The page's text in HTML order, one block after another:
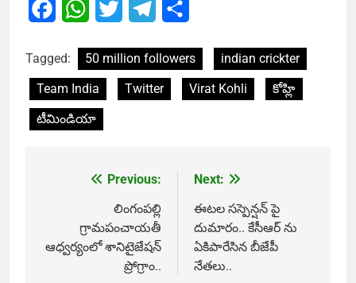
FacebookWhatsApp
Twitter Telegram
Tagged: 50 million followers
indian crickter
Team India
Twitter Virat Kohli
కోహ్లి
టీమిండియా
navigation
Previous:
లింగంపల్లి
గ్రామపంచాయతీ
ఆధ్వర్యంలో శానిటైజేషన్
ప్రోగ్రాం..
Next:
ఈటల సస్పెన్షన్ పై
దుమారం.. కేసీఆర్ ను
ఏకిపారేసిన బీజేపీ
నేతలు..